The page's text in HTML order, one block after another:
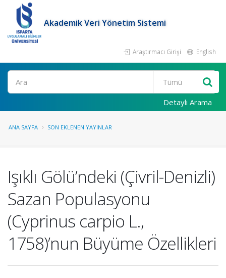
Akademik Veri Yönetim Sistemi
Araştırmacı Girişi English
Ara
Detaylı Arama
ANA SAYFA SON EKLENEN YAYINLAR
Işıklı Gölü’ndeki (Çivril-Denizli)
Sazan Populasyonu
(Cyprinus carpio L.,
1758)’nun Büyüme Özellikleri